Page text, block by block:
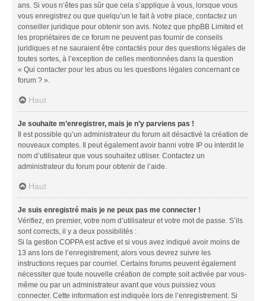
ans. Si vous n’êtes pas sûr que cela s’applique à vous, lorsque vous
vous enregistrez ou que quelqu’un le fait à votre place, contactez un
conseiller juridique pour obtenir son avis. Notez que phpBB Limited et
les propriétaires de ce forum ne peuvent pas fournir de conseils
juridiques et ne sauraient être contactés pour des questions légales de
toutes sortes, à l’exception de celles mentionnées dans la question
« Qui contacter pour les abus ou les questions légales concernant ce
forum ? ».
Haut
Je souhaite m’enregistrer, mais je n’y parviens pas !
Il est possible qu’un administrateur du forum ait désactivé la création de
nouveaux comptes. Il peut également avoir banni votre IP ou interdit le
nom d’utilisateur que vous souhaitez utiliser. Contactez un
administrateur du forum pour obtenir de l’aide.
Haut
Je suis enregistré mais je ne peux pas me connecter !
Vérifiez, en premier, votre nom d’utilisateur et votre mot de passe. S’ils
sont corrects, il y a deux possibilités :
Si la gestion COPPA est active et si vous avez indiqué avoir moins de
13 ans lors de l’enregistrement, alors vous devrez suivre les
instructions reçues par courriel. Certains forums peuvent également
nécessiter que toute nouvelle création de compte soit activée par vous-
même ou par un administrateur avant que vous puissiez vous
connecter. Cette information est indiquée lors de l’enregistrement. Si